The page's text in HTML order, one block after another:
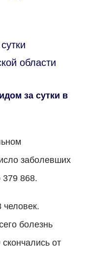
области
за сутки в
заболевших
379 868.
болезнь
от